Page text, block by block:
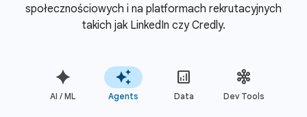
społecznościowych i na platformach rekrutacyjnych
takich jak LinkedIn czy Credly.
AI / ML Agents Data Dev Tools